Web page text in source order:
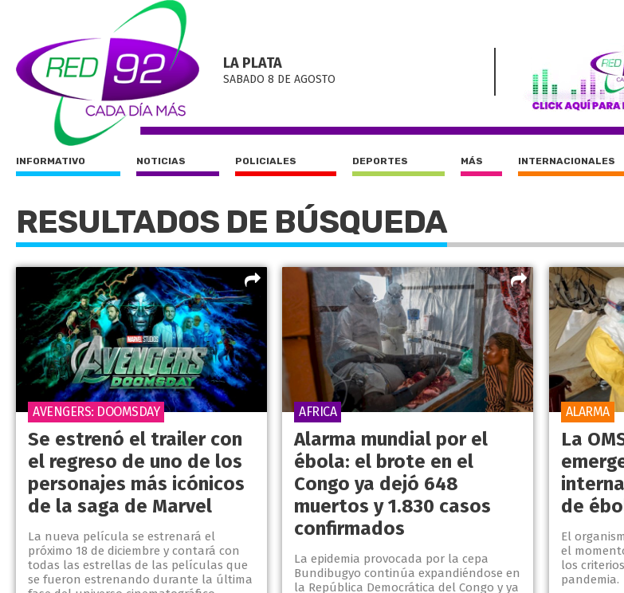
LA PLATA
SABADO 8 DE AGOSTO
INFORMATIVO NOTICIAS POLICIALES DEPORTES MÁS INTERNACIONALES
RESULTADOS DE BÚSQUEDA
Se estrenó el trailer con
el regreso de uno de los
personajes más icónicos
de la saga de Marvel
La nueva película se estrenará el
próximo 18 de diciembre y contará con
todas las estrellas de las películas que
se fueron estrenando durante la última
AVENGERS: DOOMSDAY
Alarma mundial por el
ébola: el brote en el
Congo ya dejó 648
muertos y 1.830 casos
confirmados
La epidemia provocada por la cepa
Bundibugyo continúa expandiéndose en
la República Democrática del Congo y ya
AFRICA
La
de
El
el
los
pandemia.
ALARMA